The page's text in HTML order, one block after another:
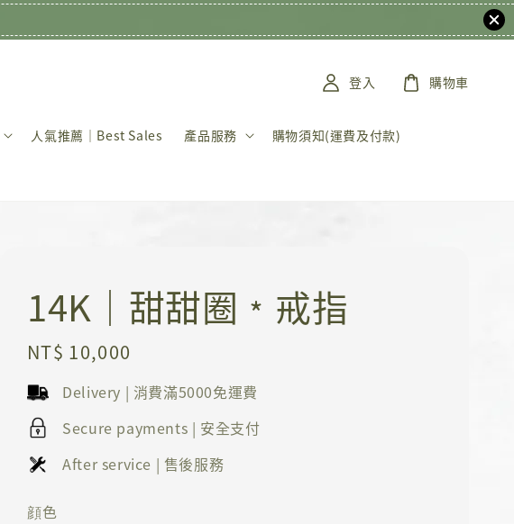
人氣推薦｜Best Sales 產品服務 購物須知(運費及付款)
登入 購物車
14K｜甜甜圈﹡戒指
Regular
price
NT$ 10,000
Delivery | 消費滿5000免運費
Secure payments | 安全支付
After service | 售後服務
顔色